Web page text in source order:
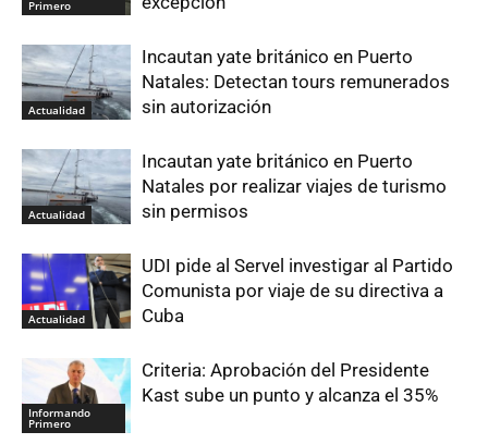
Primero
Actualidad
Incautan yate británico en Puerto
Natales: Detectan tours remunerados
sin autorización
Actualidad
Incautan yate británico en Puerto
Natales por realizar viajes de turismo
sin permisos
Actualidad
UDI pide al Servel investigar al Partido
Comunista por viaje de su directiva a
Cuba
Informando
Primero
Criteria: Aprobación del Presidente
Kast sube un punto y alcanza el 35%